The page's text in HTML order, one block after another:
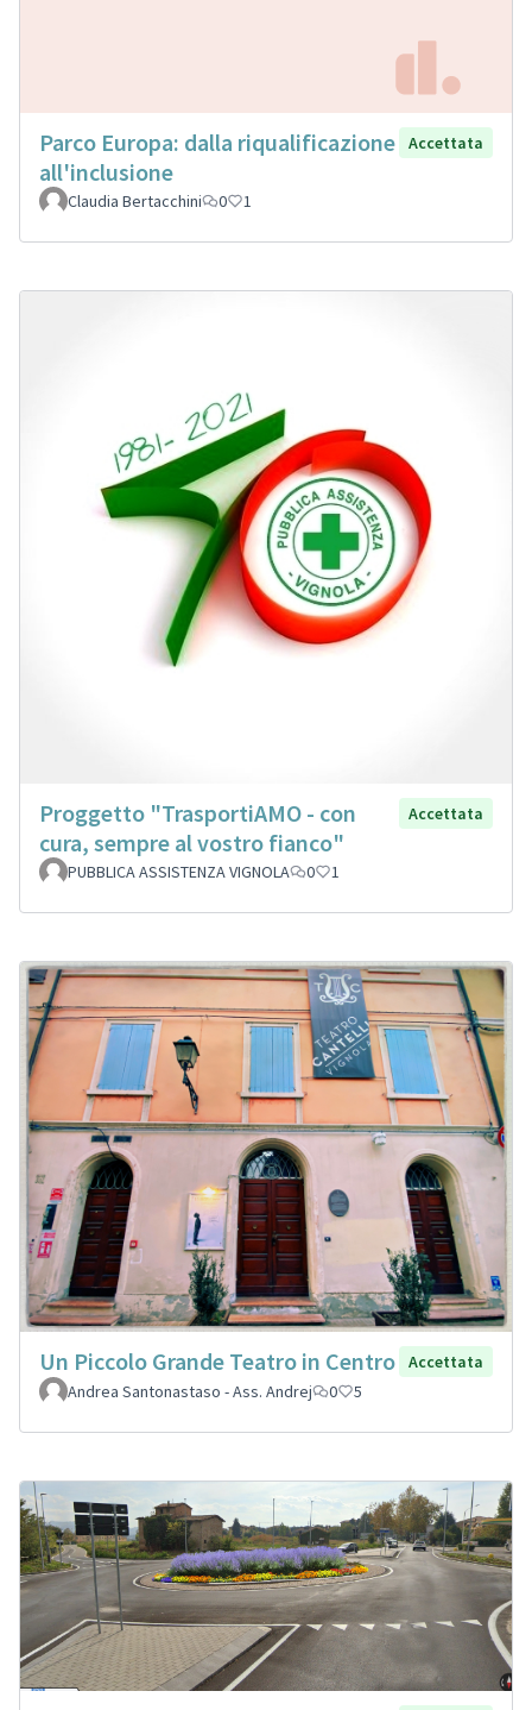
Parco Europa: dalla riqualificazione
all'inclusione
Accettata
Claudia Bertacchini 0 1
Proggetto "TrasportiAMO - con
cura, sempre al vostro fianco"
Accettata
PUBBLICA ASSISTENZA VIGNOLA 0 1
Un Piccolo Grande Teatro in Centro
Accettata
Andrea Santonastaso - Ass. Andrej
0 5